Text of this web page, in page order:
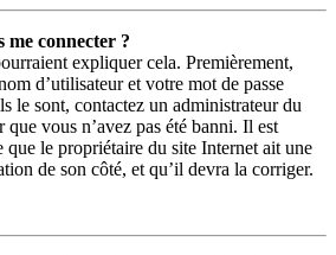
me connecter ?
expliquer cela. Premièrement,
d’utilisateur et votre mot de passe
le sont, contactez un administrateur du
vous n’avez pas été banni. Il est
que le propriétaire du site Internet ait une
de son côté, et qu’il devra la corriger.